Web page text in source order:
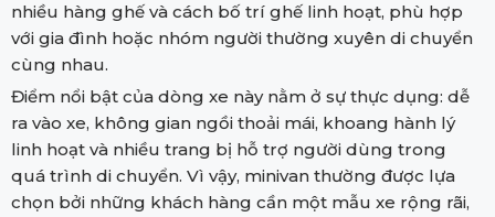
nhiều hàng ghế và cách bố trí ghế linh hoạt, phù hợp
với gia đình hoặc nhóm người thường xuyên di chuyển
cùng nhau.
Điểm nổi bật của dòng xe này nằm ở sự thực dụng: dễ
ra vào xe, không gian ngồi thoải mái, khoang hành lý
linh hoạt và nhiều trang bị hỗ trợ người dùng trong
quá trình di chuyển. Vì vậy, minivan thường được lựa
chọn bởi những khách hàng cần một mẫu xe rộng rãi,